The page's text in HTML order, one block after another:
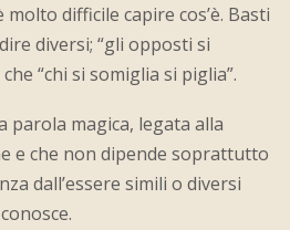
difficile capire cos’è. Basti
diversi; “gli opposti si
“chi si somiglia si piglia”.
parola magica, legata alla
e che non dipende soprattutto
dall’essere simili o diversi